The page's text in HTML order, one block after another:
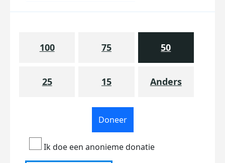
100 75 50
25 15 Anders
Doneer
Ik doe een anonieme donatie